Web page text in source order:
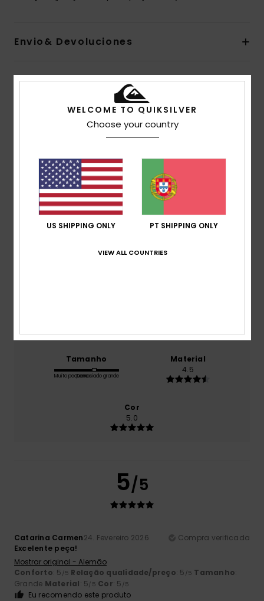
Envio& Devoluciones
Avaliações dos clientes
Pontuação média
4.5
baseado em2 avaliações verificadas
Janeiro 2026
50% dos nossos clientes recomendam este
Tamanho
Muito pequenoDemasiado grande
Material
4.5
Cor
5.0
5/5
Catarina Carmen24. Fevereiro 2026
Compra verificada
Excelente peça!
Mostrar original - Alemão
Conforto: 5 /5 Relação qualidade/preço: 5 /5 Tamanho:
Grande Material: 5/5 Cor: 5 /5
Eu recomendo este produto
WELCOME TO QUIKSILVER
Choose your country
US SHIPPING ONLY PT SHIPPING ONLY
VIEW ALL COUNTRIES